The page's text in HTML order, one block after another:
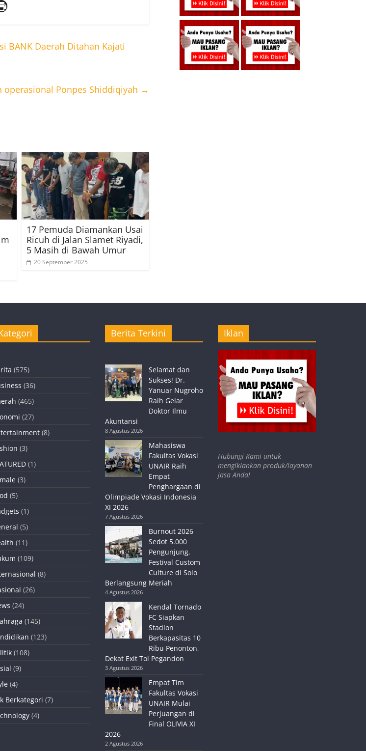
BANK Daerah Ditahan Kajati
operasional Ponpes Shiddiqiyah →
17 Pemuda Diamankan Usai
Ricuh di Jalan Slamet Riyadi,
5 Masih di Bawah Umur
20 September 2025
(575)
(36)
(465)
(27)
(8)
(3)
(1)
(3)
(5)
(1)
(5)
(11)
(109)
(8)
(26)
(24)
(145)
(123)
(108)
(9)
(4)
Berkategori (7)
(4)
Berita Terkini
Selamat dan
Sukses! Dr.
Yanuar Nugroho
Raih Gelar
Doktor Ilmu
Akuntansi
8 Agustus 2026
Mahasiswa
Fakultas Vokasi
UNAIR Raih
Empat
Penghargaan di
Olimpiade Vokasi Indonesia
XI 2026
7 Agustus 2026
Burnout 2026
Sedot 5.000
Pengunjung,
Festival Custom
Culture di Solo
Berlangsung Meriah
4 Agustus 2026
Kendal Tornado
FC Siapkan
Stadion
Berkapasitas 10
Ribu Penonton,
Dekat Exit Tol Pegandon
3 Agustus 2026
Empat Tim
Fakultas Vokasi
UNAIR Mulai
Perjuangan di
Final OLIVIA XI
2026
2 Agustus 2026
Iklan
Hubungi Kami untuk
mengiklankan produk/layanan
jasa Anda!